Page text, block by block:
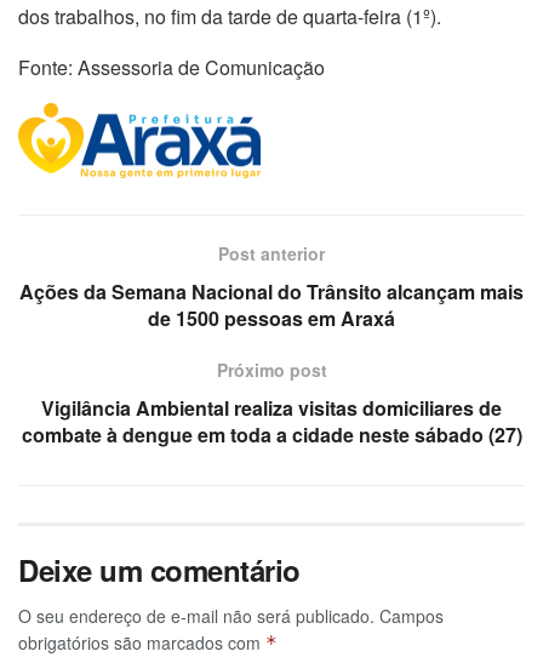
dos trabalhos, no fim da tarde de quarta-feira (1º).
Fonte: Assessoria de Comunicação
Post anterior
Ações da Semana Nacional do Trânsito alcançam mais
de 1500 pessoas em Araxá
Próximo post
Vigilância Ambiental realiza visitas domiciliares de
combate à dengue em toda a cidade neste sábado (27)
Deixe um comentário
O seu endereço de e-mail não será publicado. Campos
obrigatórios são marcados com *